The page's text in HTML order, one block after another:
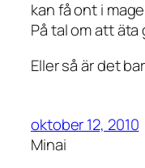
kan få ont i
På tal om att äta
Eller så är det
oktober 12, 2010
Minai